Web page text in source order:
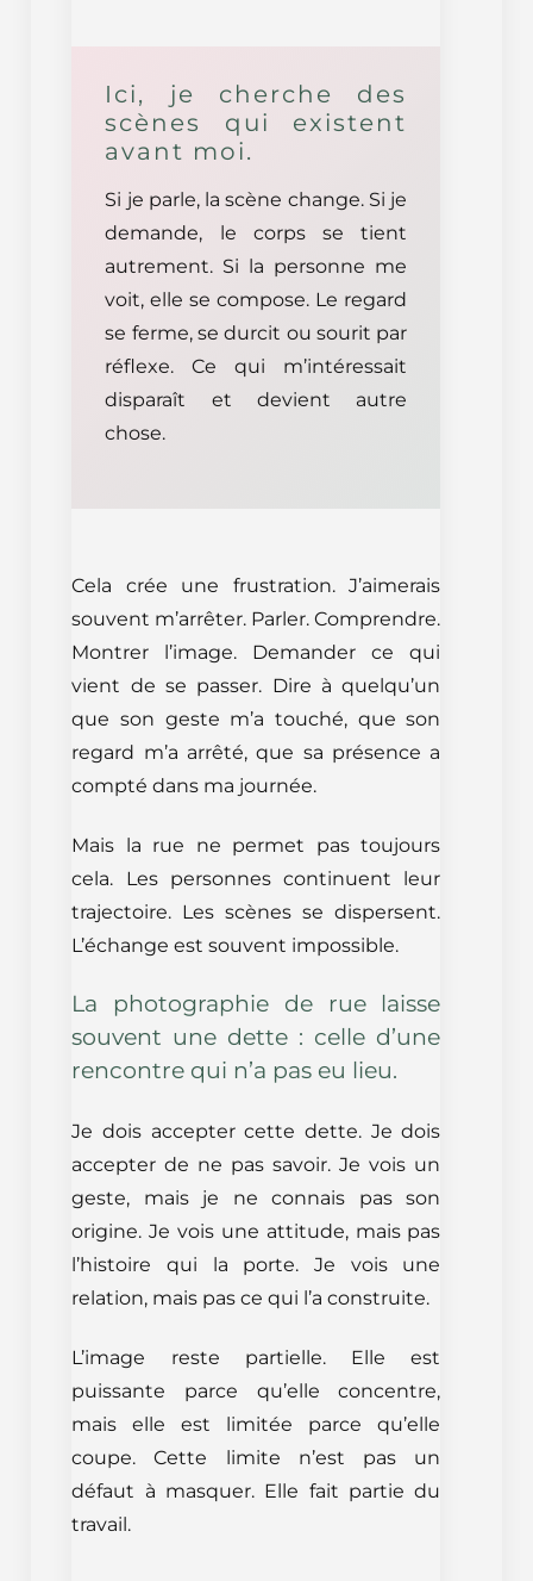
Ici, je cherche des
scènes qui existent
avant moi.
Si je parle, la scène change. Si je
demande, le corps se tient
autrement. Si la personne me
voit, elle se compose. Le regard
se ferme, se durcit ou sourit par
réflexe. Ce qui m’intéressait
disparaît et devient autre
chose.
Cela crée une frustration. J’aimerais
souvent m’arrêter. Parler. Comprendre.
Montrer l’image. Demander ce qui
vient de se passer. Dire à quelqu’un
que son geste m’a touché, que son
regard m’a arrêté, que sa présence a
compté dans ma journée.
Mais la rue ne permet pas toujours
cela. Les personnes continuent leur
trajectoire. Les scènes se dispersent.
L’échange est souvent impossible.
La photographie de rue laisse
souvent une dette : celle d’une
rencontre qui n’a pas eu lieu.
Je dois accepter cette dette. Je dois
accepter de ne pas savoir. Je vois un
geste, mais je ne connais pas son
origine. Je vois une attitude, mais pas
l’histoire qui la porte. Je vois une
relation, mais pas ce qui l’a construite.
L’image reste partielle. Elle est
puissante parce qu’elle concentre,
mais elle est limitée parce qu’elle
coupe. Cette limite n’est pas un
défaut à masquer. Elle fait partie du
travail.